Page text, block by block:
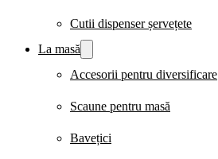
Cutii dispenser șervețete
La masă
Accesorii pentru diversificare
Scaune pentru masă
Bavețici